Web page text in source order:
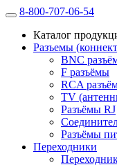
8-800-707-06-54
Каталог
Разъемы
BNC
F разъёмы
RCA
TV
Разъёмы RJ
Разъёмы
Переходники